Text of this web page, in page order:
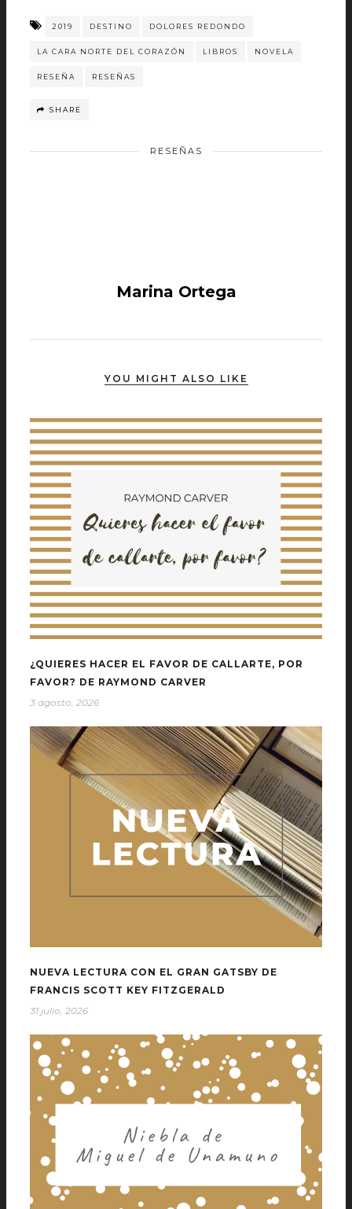
2019 DESTINO DOLORES REDONDO
LA CARA NORTE DEL CORAZÓN LIBROS NOVELA
RESEÑA RESEÑAS
SHARE
RESEÑAS
Marina Ortega
YOU MIGHT ALSO LIKE
¿QUIERES HACER EL FAVOR DE CALLARTE, POR
FAVOR? DE RAYMOND CARVER
3 agosto, 2026
NUEVA LECTURA CON EL GRAN GATSBY DE
FRANCIS SCOTT KEY FITZGERALD
31 julio, 2026